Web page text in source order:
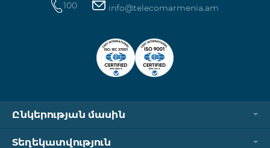
100 info@telecomarmenia.am
Ընկերության մասին
Տեղեկատվություն